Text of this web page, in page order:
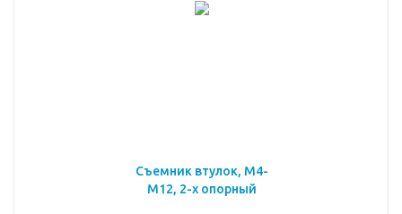
Съемник втулок, М4-
М12, 2-х опорный